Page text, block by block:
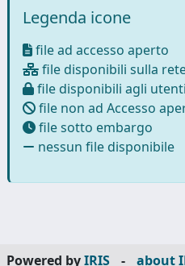
Legenda icone
file ad accesso aperto
file disponibili sulla
file disponibili agli
file non ad Accesso
file sotto embargo
nessun file disponibile
Powered byIRIS - about